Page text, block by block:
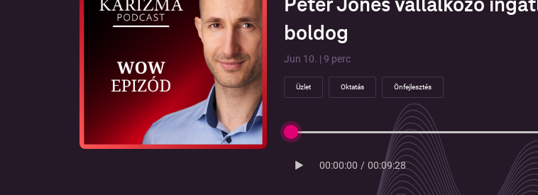
boldog
Jun 10. | 9 perc
Üzlet Oktatás Önfejlesztés
00:00:00 / 00:09:28